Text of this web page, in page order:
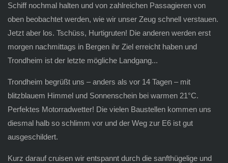
Schiff nochmal halten und von zahlreichen Passagieren von
oben beobachtet werden, wie wir unser Zeug schnell verstauen.
Jetzt aber los. Tschüss, Hurtigruten! Die anderen werden erst
morgen nachmittags in Bergen ihr Ziel erreicht haben und
Trondheim ist der letzte mögliche Landgang...
Trondheim begrüßt uns – anders als vor 14 Tagen – mit
blitzblauem Himmel und Sonnenschein bei warmen 21°C.
Perfektes Motorradwetter! Die vielen Baustellen kommen uns
diesmal halb so schlimm vor und der Weg zur E6 ist gut
ausgeschildert.
Kurz darauf cruisen wir entspannt durch die sanfthügelige und